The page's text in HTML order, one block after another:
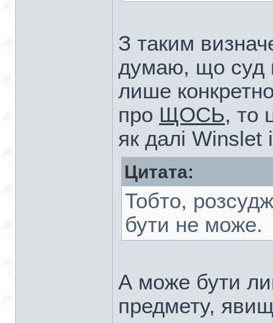
З таким
думаю, що суд
лише
про ЩОСЬ, то
як далі Winslet
Цитата:
Тобто,
бути не може.
А може бути
предмету,